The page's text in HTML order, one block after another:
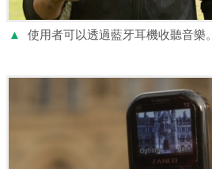
▲ 使用者可以透過藍牙耳機收聽音樂。